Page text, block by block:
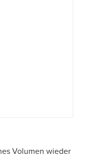
Volumen wieder